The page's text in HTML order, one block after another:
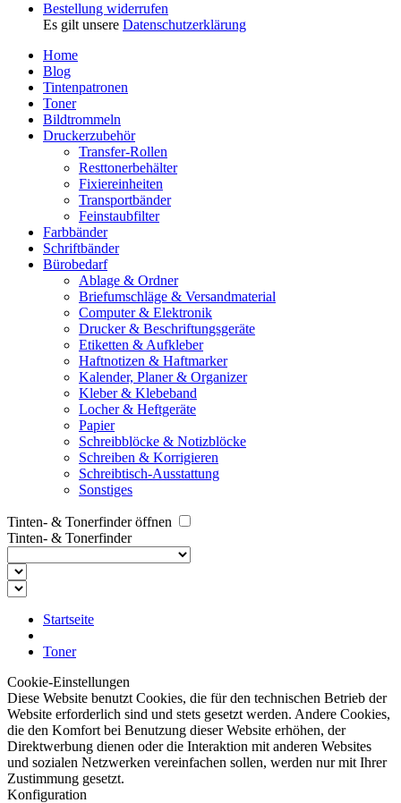
Bestellung widerrufen
Es gilt unsere Datenschutzerklärung
Home
Blog
Tintenpatronen
Toner
Bildtrommeln
Druckerzubehör
Transfer-Rollen
Resttonerbehälter
Fixiereinheiten
Transportbänder
Feinstaubfilter
Farbbänder
Schriftbänder
Bürobedarf
Ablage & Ordner
Briefumschläge & Versandmaterial
Computer & Elektronik
Drucker & Beschriftungsgeräte
Etiketten & Aufkleber
Haftnotizen & Haftmarker
Kalender, Planer & Organizer
Kleber & Klebeband
Locher & Heftgeräte
Papier
Schreibblöcke & Notizblöcke
Schreiben & Korrigieren
Schreibtisch-Ausstattung
Sonstiges
Tinten- & Tonerfinder öffnen
Tinten- & Tonerfinder
Startseite
Toner
Cookie-Einstellungen
Diese Website benutzt Cookies, die für den technischen Betrieb der
Website erforderlich sind und stets gesetzt werden. Andere Cookies,
die den Komfort bei Benutzung dieser Website erhöhen, der
Direktwerbung dienen oder die Interaktion mit anderen Websites
und sozialen Netzwerken vereinfachen sollen, werden nur mit Ihrer
Zustimmung gesetzt.
Konfiguration